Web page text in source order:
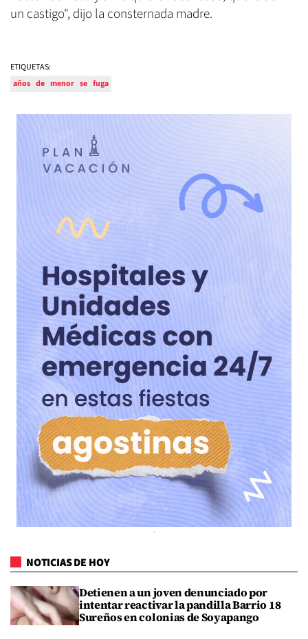
un castigo", dijo la consternada madre.
ETIQUETAS:
años de menor se fuga
NOTICIAS DE HOY
Detienen a un joven denunciado por
intentar reactivar la pandilla Barrio 18
Sureños en colonias de Soyapango